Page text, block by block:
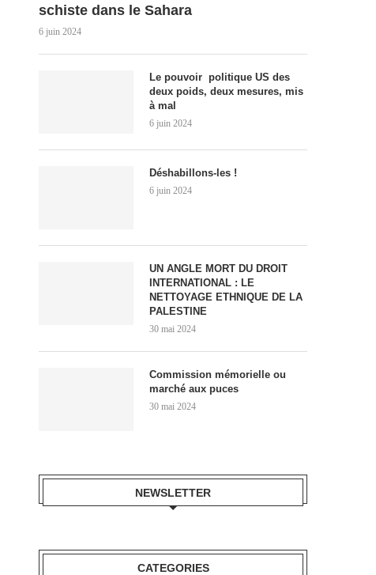
schiste dans le Sahara
6 juin 2024
Le pouvoir politique US des
deux poids, deux mesures, mis
à mal
6 juin 2024
Déshabillons-les !
6 juin 2024
UN ANGLE MORT DU DROIT
INTERNATIONAL : LE
NETTOYAGE ETHNIQUE DE LA
PALESTINE
30 mai 2024
Commission mémorielle ou
marché aux puces
30 mai 2024
NEWSLETTER
CATEGORIES